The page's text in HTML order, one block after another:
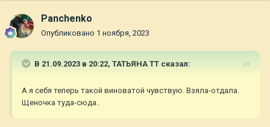
Panchenko
Опубликовано 1 ноября, 2023
В 21.09.2023 в 20:22, ТАТЬЯНА ТТ сказал:
А я себя теперь такой виноватой чувствую. Взяла-отдала.
Щеночка туда-сюда..